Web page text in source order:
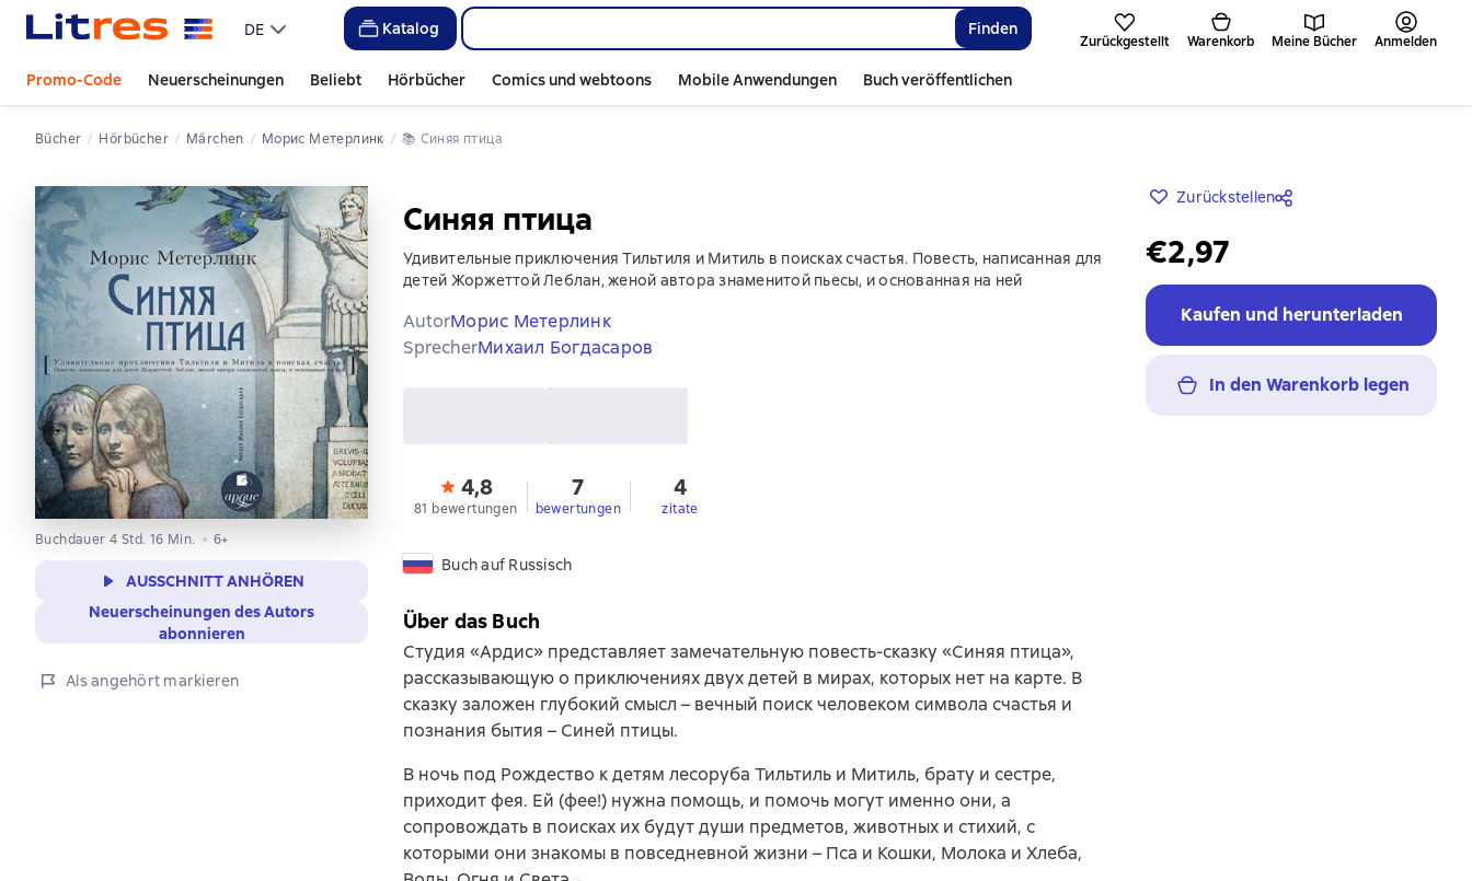
DE Katalog Finden
Zurückgestellt Warenkorb Meine Bücher Anmelden
Promo-Code Neuerscheinungen Beliebt Hörbücher Comics und webtoons Mobile Anwendungen Buch veröffentlichen
Bücher Hörbücher Märchen Морис Метерлинк 📚 Синяя птица
Buchdauer 4 Std. 16 Min. 6+
AUSSCHNITT ANHÖREN
Neuerscheinungen des Autors
abonnieren
Als angehört markieren
Синяя птица
Удивительные приключения Тильтиля и Митиль в поисках счастья. Повесть, написанная для
детей Жоржеттой Леблан, женой автора знаменитой пьесы, и основанная на ней
AutorМорис Метерлинк
SprecherМихаил Богдасаров
4,8
81 bewertungen
7
bewertungen
4
zitate
Buch auf Russisch
Zurückstellen
€2,97
Kaufen und herunterladen
In den Warenkorb legen
Über das Buch
Студия «Ардис» представляет замечательную повесть-сказку «Синяя птица»,
рассказывающую о приключениях двух детей в мирах, которых нет на карте. В
сказку заложен глубокий смысл – вечный поиск человеком символа счастья и
познания бытия – Синей птицы.
В ночь под Рождество к детям лесоруба Тильтиль и Митиль, брату и сестре,
приходит фея. Ей (фее!) нужна помощь, и помочь могут именно они, а
сопровождать в поисках их будут души предметов, животных и стихий, с
которыми они знакомы в повседневной жизни – Пса и Кошки, Молока и Хлеба,